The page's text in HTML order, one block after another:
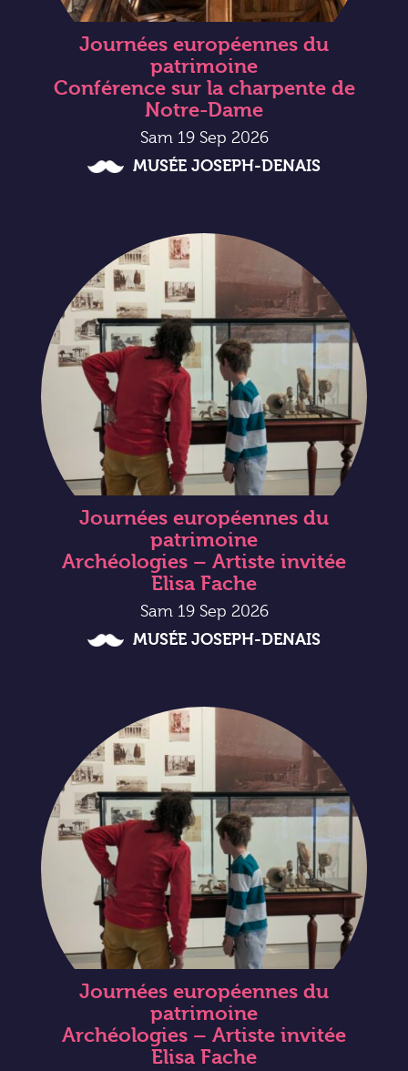
Journées européennes du
patrimoine
Conférence sur la charpente de
Notre-Dame
Sam 19 Sep 2026
MUSÉE JOSEPH-DENAIS
Journées européennes du
patrimoine
Archéologies – Artiste invitée
Elisa Fache
Sam 19 Sep 2026
MUSÉE JOSEPH-DENAIS
Journées européennes du
patrimoine
Archéologies – Artiste invitée
Elisa Fache